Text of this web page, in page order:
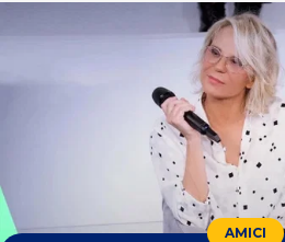
AMICI